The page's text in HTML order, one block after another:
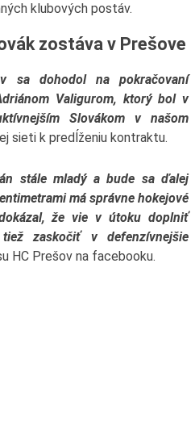
klubových postáv.
zostáva v Prešove
sa dohodol na pokračovaní
Valigurom, ktorý bol v
Slovákom v našom
sieti k predĺženiu kontraktu.
stále mladý a bude sa ďalej
má správne hokejové
že vie v útoku doplniť
zaskočiť v defenzívnejšie
HC Prešov na facebooku.